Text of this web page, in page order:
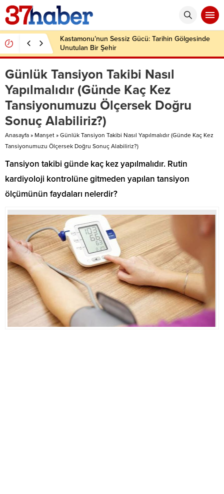
Kastamonu’nun Sessiz Gücü: Tarihin Gölgesinde
Unutulan Bir Şehir
Günlük Tansiyon Takibi Nasıl
Yapılmalıdır (Günde Kaç Kez
Tansiyonumuzu Ölçersek Doğru
Sonuç Alabiliriz?)
Anasayfa » Manşet » Günlük Tansiyon Takibi Nasıl Yapılmalıdır (Günde Kaç Kez
Tansiyonumuzu Ölçersek Doğru Sonuç Alabiliriz?)
Tansiyon takibi günde kaç kez yapılmalıdır. Rutin
kardiyoloji kontrolüne gitmeden yapılan tansiyon
ölçümünün faydaları nelerdir?